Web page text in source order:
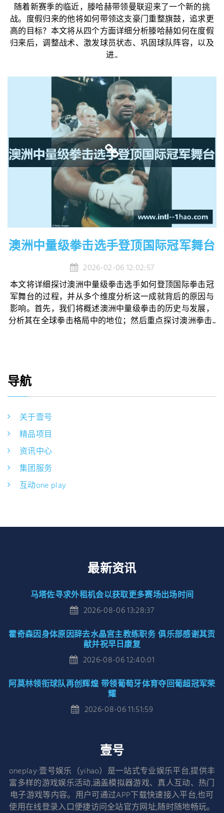
随着新赛季的临近，滕哈赫带领曼联迎来了一个新的挑
战。度假归来的他将如何带领这支豪门重整旗鼓，追求更
高的目标？本文将从四个方面详细分析滕哈赫如何在度假
归来后，调整战术、激发球员状态、巩固球队阵容，以及
进...
澳洲中量级拳击选手登顶国际冠军舞台
2026-02-06 12:02:57
本文将详细探讨澳洲中量级拳击选手如何登顶国际拳击冠
军舞台的过程，并从多个维度分析这一成就背后的原因与
影响。首先，我们将概述澳洲中量级拳击的历史与发展，
分析其在全球拳击格局中的地位；然后重点探讨澳洲拳击...
导航
关于壹号
精品项目
资讯中心
集团服务
互动one play
最新资讯
马塔佐寻求外租机会以获取更多赛场出场时间
2026-08-06 13:28:37
霍奇森因身体原因辞去水晶宫主教练职务 俱乐部感谢其贡
献并祝早日康复
2026-08-06 12:40:01
阿莫林领衔球队再创辉煌 带领葡萄牙体育夺回葡超冠军荣
耀
2026-08-06 11:51:59
壹号
oneplay·壹号娱乐（yihao）是一站式专业娱乐平台,提供丰
富多样的游戏娱乐活动,涵盖模拟器游戏、真人互动、热门
电子游戏等内容。用户可通过APP下载快速接入平台,也可
使用在线登录入口便捷访问全站官方网址,随时随地畅玩。